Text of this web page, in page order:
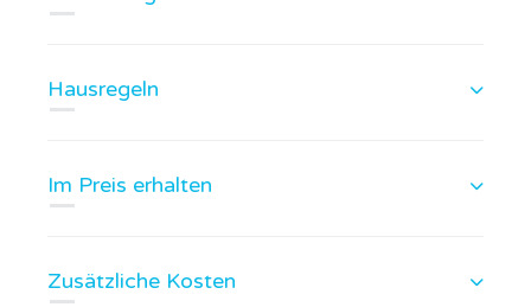
Hausregeln
Im Preis erhalten
Zusätzliche Kosten